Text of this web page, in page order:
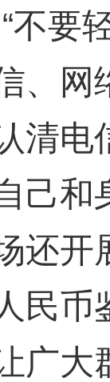
不要
、网
清电
己和
还开
民币
广大